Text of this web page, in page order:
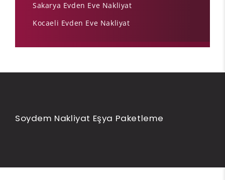
Sakarya Evden Eve Nakliyat
Kocaeli Evden Eve Nakliyat
Soydem Nakliyat Eşya Paketleme
Müşteri Memnuniyeti Garantisi ile